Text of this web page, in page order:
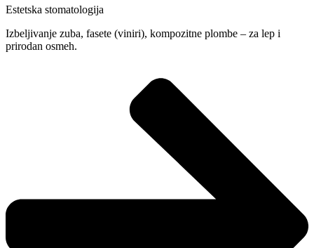
Estetska stomatologija
Izbeljivanje zuba, fasete (viniri), kompozitne plombe – za lep i
prirodan osmeh.